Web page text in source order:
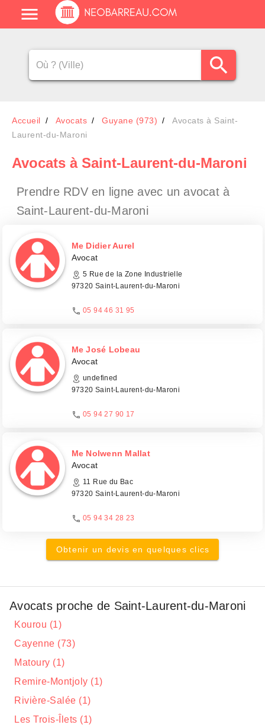
Accueil Avocats Guyane (973)
Avocats à Saint-
Laurent-du-Maroni
Avocats à Saint-Laurent-du-Maroni
Prendre RDV en ligne avec un avocat à
Saint-Laurent-du-Maroni
Me Didier Aurel
Avocat
5 Rue de la Zone Industrielle
97320 Saint-Laurent-du-Maroni
05 94 46 31 95
Me José Lobeau
Avocat
undefined
97320 Saint-Laurent-du-Maroni
05 94 27 90 17
Me Nolwenn Mallat
Avocat
11 Rue du Bac
97320 Saint-Laurent-du-Maroni
05 94 34 28 23
Obtenir un devis en quelques clics
Avocats proche de Saint-Laurent-du-Maroni
Kourou (1)
Cayenne (73)
Matoury (1)
Remire-Montjoly (1)
Rivière-Salée (1)
Les Trois-Îlets (1)